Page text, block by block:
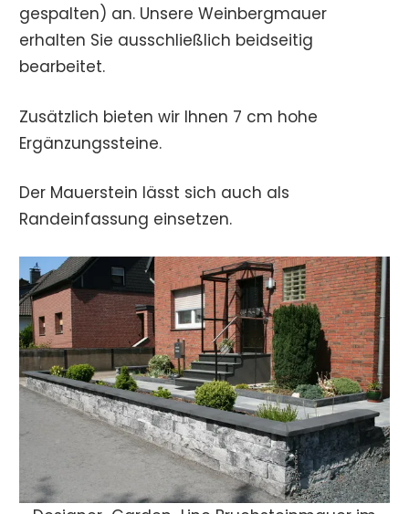
gespalten) an. Unsere Weinbergmauer
erhalten Sie ausschließlich beidseitig
bearbeitet.
Zusätzlich bieten wir Ihnen 7 cm hohe
Ergänzungssteine.
Der Mauerstein lässt sich auch als
Randeinfassung einsetzen.